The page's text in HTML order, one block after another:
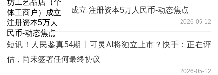
成立 注册资本5万人民币-动态焦点
2026-05-12
短讯！人民鉴真54期丨可灵AI将独立上市？快手：正在评
估，尚未签署任何最终协议
2026-05-12